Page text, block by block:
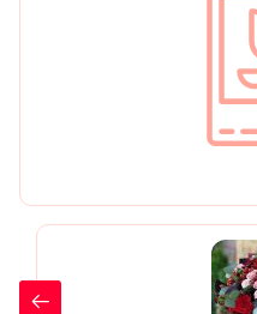
Цветы любимой